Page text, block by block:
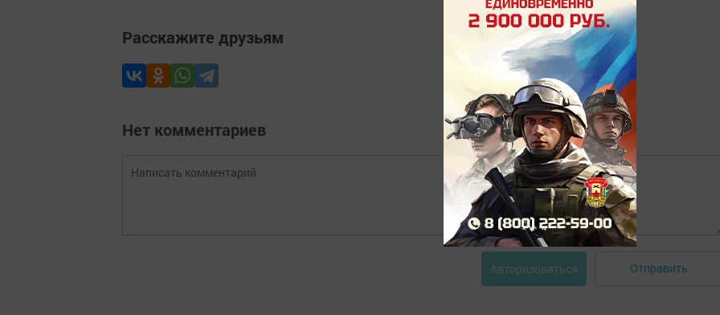
Расскажите друзьям
Нет комментариев
Авторизоваться Отправить